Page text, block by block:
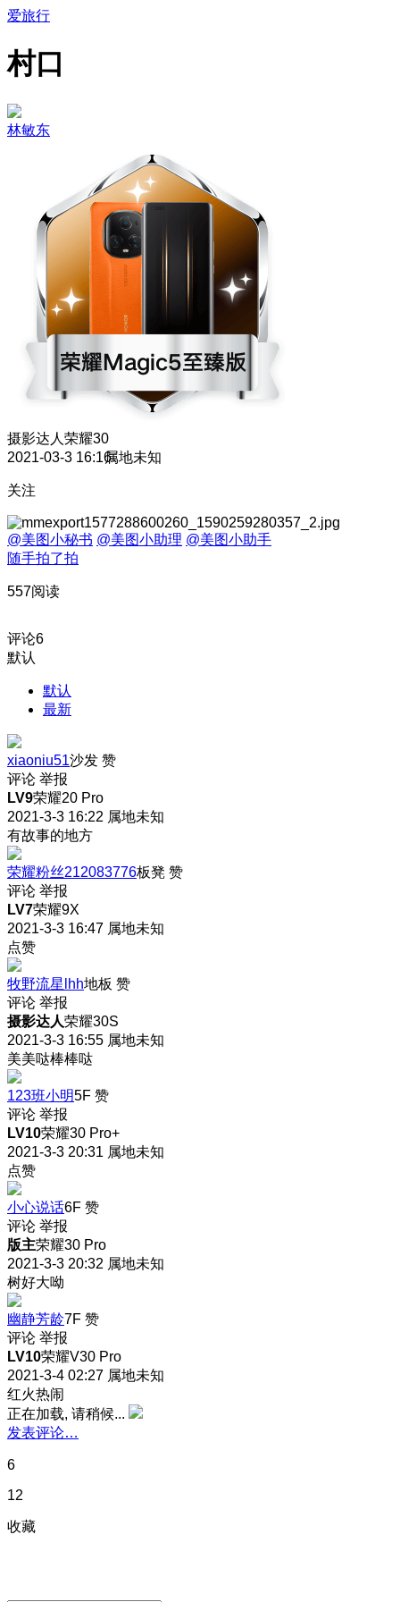
爱旅行
村口
林敏东
摄影达人 荣耀30
2021-03-3 16:16属地未知
关注
@美图小秘书 @美图小助理 @美图小助手
随手拍了拍
557阅读
评论6
默认
默认
最新
xiaoniu51沙发 赞
评论 举报
LV9荣耀20 Pro
2021-3-3 16:22 属地未知
有故事的地方
荣耀粉丝212083776板凳 赞
评论 举报
LV7荣耀9X
2021-3-3 16:47 属地未知
点赞
牧野流星lhh地板 赞
评论 举报
摄影达人荣耀30S
2021-3-3 16:55 属地未知
美美哒棒棒哒
123班小明5F 赞
评论 举报
LV10荣耀30 Pro+
2021-3-3 20:31 属地未知
点赞
小心说话6F 赞
评论 举报
版主荣耀30 Pro
2021-3-3 20:32 属地未知
树好大呦
幽静芳龄7F 赞
评论 举报
LV10荣耀V30 Pro
2021-3-4 02:27 属地未知
红火热闹
正在加载, 请稍候...
发表评论…
6
12
收藏